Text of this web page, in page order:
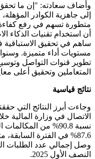
وأضاف سعادته: "إن ما تحقق
إلى جاهزية الكوادر
متطورة تسهم في رفع كفاءة
أن استخدام تقنيات الذكاء
ساهم في تحقيق الاستباقية
مستويات أداء متميزة.
تطوير قنوات التواصل
المتعاملين وتحقيق أعلى
نتائج قياسية
وجاءت أبرز النتائج التي
النصف الأول 2025.